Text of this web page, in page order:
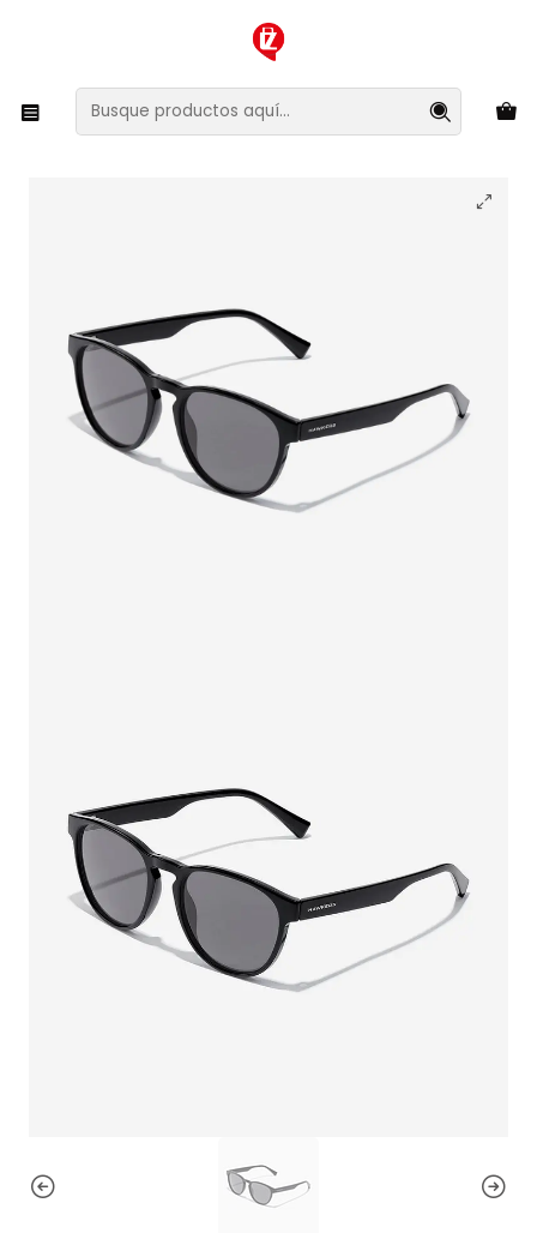
XMAS SALE ¡Compra antes de que la oferta termine!
Lentes y Accesorios Lentes de Sol
Lentes de Sol Hawkers Crush HCRU20BBT0